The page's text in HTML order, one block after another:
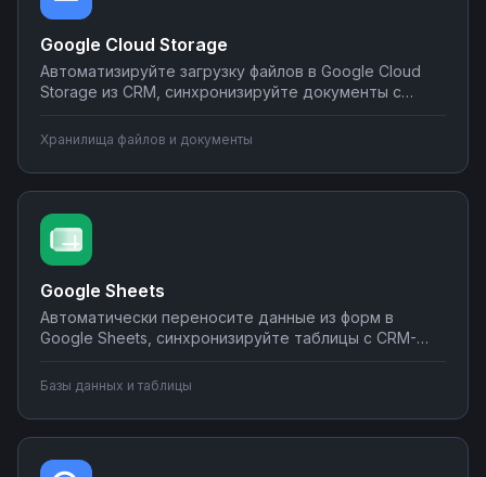
Google Cloud Storage
Автоматизируйте загрузку файлов в Google Cloud
Storage из CRM, синхронизируйте документы с
уведомления о новых файлах в мессенджеры.
Создавайте интеграции облачного хранилища без
программирования на Nodul.
Хранилища файлов и документы
Google Sheets
Автоматически переносите данные из форм в
Google Sheets, синхронизируйте таблицы с CRM-
почте или в мессенджеры. Настраивайте
простых сценариев до сложной автоматизации
аналитики.
Базы данных и таблицы